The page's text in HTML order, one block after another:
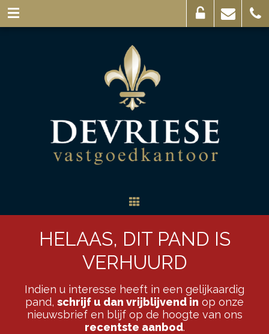
HELAAS, DIT PAND IS
VERHUURD
Indien u interesse heeft in een gelijkaardig
pand, schrijf u dan vrijblijvend in op onze
nieuwsbrief en blijf op de hoogte van ons
recentste aanbod.